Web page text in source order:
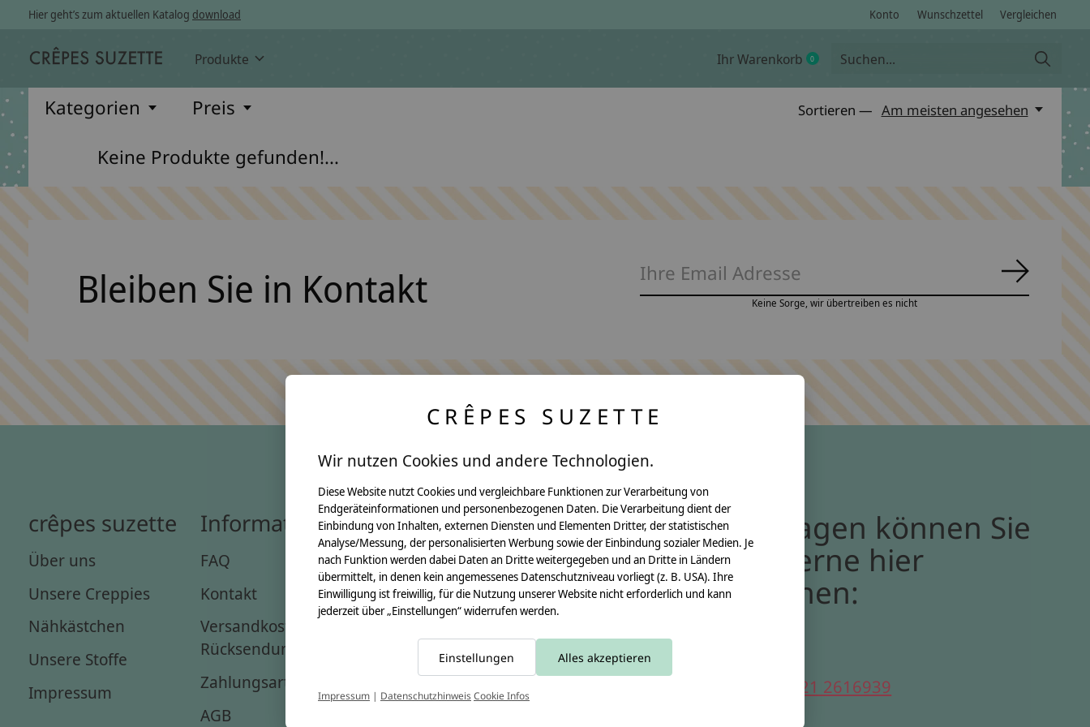
Hier geht’s zum aktuellen Katalog download Konto Wunschzettel Vergleichen
Produkte Ihr Warenkorb 0items
Kategorien Preis Sortieren — Am meisten angesehen
Keine Produkte gefunden!...
Bleiben Sie in Kontakt Keine Sorge, wir übertreiben es nicht
crêpes suzette
Über uns
Unsere Creppies
Nähkästchen
Unsere Stoffe
Impressum
Informationen
FAQ
Kontakt
Versandkosten &
Rücksendungen
Zahlungsarten
AGB
Anleitungen
Video Nähset
Anleitung MOMA
Schultüte
Leseknochen
Schnittmuster
Bei Fragen können Sie
uns gerne hier
erreichen:
0221 2616939
CRÊPES SUZETTE
Wir nutzen Cookies und andere Technologien.
Diese Website nutzt Cookies und vergleichbare Funktionen zur Verarbeitung von
Endgeräteinformationen und personenbezogenen Daten. Die Verarbeitung dient der
Einbindung von Inhalten, externen Diensten und Elementen Dritter, der statistischen
Analyse/Messung, der personalisierten Werbung sowie der Einbindung sozialer Medien. Je
nach Funktion werden dabei Daten an Dritte weitergegeben und an Dritte in Ländern
übermittelt, in denen kein angemessenes Datenschutzniveau vorliegt (z. B. USA). Ihre
Einwilligung ist freiwillig, für die Nutzung unserer Website nicht erforderlich und kann
jederzeit über „Einstellungen“ widerrufen werden.
Einstellungen Alles akzeptieren
Impressum | DatenschutzhinweisCookie Infos